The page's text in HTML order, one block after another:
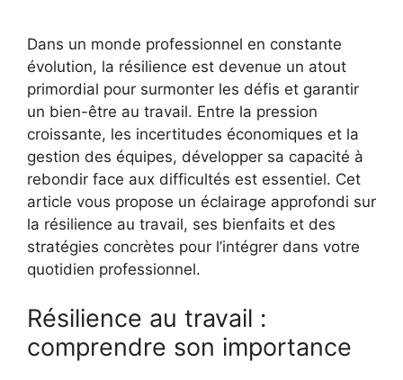
Dans un monde professionnel en constante
évolution, la résilience est devenue un atout
primordial pour surmonter les défis et garantir
un bien-être au travail. Entre la pression
croissante, les incertitudes économiques et la
gestion des équipes, développer sa capacité à
rebondir face aux difficultés est essentiel. Cet
article vous propose un éclairage approfondi sur
la résilience au travail, ses bienfaits et des
stratégies concrètes pour l’intégrer dans votre
quotidien professionnel.
Résilience au travail :
comprendre son importance